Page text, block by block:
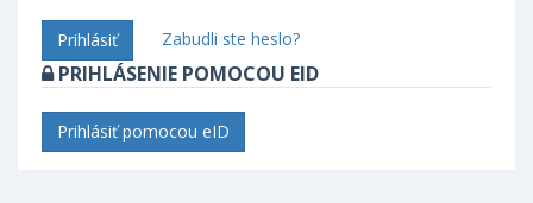
Prihlásiť Zabudli ste heslo?
PRIHLÁSENIE POMOCOU EID
Prihlásiť pomocou eID